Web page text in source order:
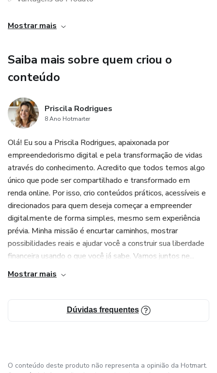
✅ Método simples, para quem está começando do zero
✅ Acesso imediato
Mostrar mais
Saiba mais sobre quem criou o
conteúdo
Priscila Rodrigues
8 Ano Hotmarter
Olá! Eu sou a Priscila Rodrigues, apaixonada por
empreendedorismo digital e pela transformação de vidas
através do conhecimento. Acredito que todos temos algo
único que pode ser compartilhado e transformado em
renda online. Por isso, crio conteúdos práticos, acessíveis e
direcionados para quem deseja começar a empreender
digitalmente de forma simples, mesmo sem experiência
prévia. Minha missão é encurtar caminhos, mostrar
possibilidades reais e ajudar você a construir sua liberdade
financeira usando o que você já sabe. Vamos juntos ne...
Mostrar mais
Dúvidas frequentes
O conteúdo deste produto não representa a opinião da Hotmart.